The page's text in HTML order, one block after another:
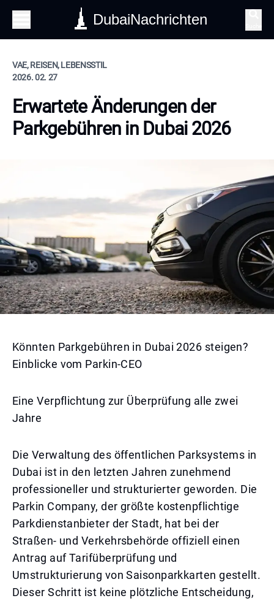
DubaiNachrichten
VAE, REISEN, LEBENSSTIL
2026. 02. 27
Erwartete Änderungen der
Parkgebühren in Dubai 2026
Könnten Parkgebühren in Dubai 2026 steigen?
Einblicke vom Parkin-CEO
Eine Verpflichtung zur Überprüfung alle zwei
Jahre
Die Verwaltung des öffentlichen Parksystems in
Dubai ist in den letzten Jahren zunehmend
professioneller und strukturierter geworden. Die
Parkin Company, der größte kostenpflichtige
Parkdienstanbieter der Stadt, hat bei der
Straßen- und Verkehrsbehörde offiziell einen
Antrag auf Tarifüberprüfung und
Umstrukturierung von Saisonparkkarten gestellt.
Dieser Schritt ist keine plötzliche Entscheidung,